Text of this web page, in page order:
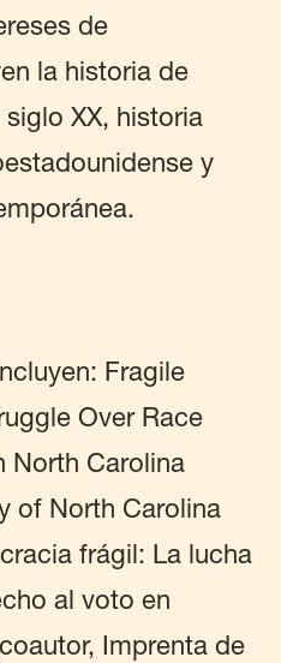
de
la historia de
XX, historia
y
Fragile
Over Race
North Carolina
of North Carolina
frágil: La lucha
al voto en
Imprenta de